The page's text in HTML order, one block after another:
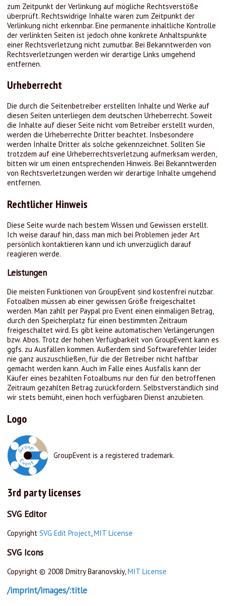
zum Zeitpunkt der Verlinkung auf mögliche Rechtsverstöße
überprüft. Rechtswidrige Inhalte waren zum Zeitpunkt der
Verlinkung nicht erkennbar. Eine permanente inhaltliche Kontrolle
der verlinkten Seiten ist jedoch ohne konkrete Anhaltspunkte
einer Rechtsverletzung nicht zumutbar. Bei Bekanntwerden von
Rechtsverletzungen werden wir derartige Links umgehend
entfernen.
Urheberrecht
Die durch die Seitenbetreiber erstellten Inhalte und Werke auf
diesen Seiten unterliegen dem deutschen Urheberrecht. Soweit
die Inhalte auf dieser Seite nicht vom Betreiber erstellt wurden,
werden die Urheberrechte Dritter beachtet. Insbesondere
werden Inhalte Dritter als solche gekennzeichnet. Sollten Sie
trotzdem auf eine Urheberrechtsverletzung aufmerksam werden,
bitten wir um einen entsprechenden Hinweis. Bei Bekanntwerden
von Rechtsverletzungen werden wir derartige Inhalte umgehend
entfernen.
Rechtlicher Hinweis
Diese Seite wurde nach bestem Wissen und Gewissen erstellt.
Ich weise darauf hin, dass man mich bei Problemen jeder Art
persönlich kontaktieren kann und ich unverzüglich darauf
reagieren werde.
Leistungen
Die meisten Funktionen von GroupEvent sind kostenfrei nutzbar.
Fotoalben müssen ab einer gewissen Größe freigeschaltet
werden. Man zahlt per Paypal pro Event einen einmaligen Betrag,
durch den Speicherplatz für einen bestimmten Zeitraum
freigeschaltet wird. Es gibt keine automatischen Verlängerungen
bzw. Abos. Trotz der hohen Verfügbarkeit von GroupEvent kann es
ggfs. zu Ausfällen kommen. Außerdem sind Softwarefehler leider
nie ganz auszuschließen, für die der Betreiber nicht haftbar
gemacht werden kann. Auch im Falle eines Ausfalls kann der
Käufer eines bezahlten Fotoalbums nur den für den betroffenen
Zeitraum gezahlten Betrag zurückfordern. Selbstverständlich sind
wir stets bemüht, einen hoch verfügbaren Dienst anzubieten.
Logo
GroupEvent is a registered trademark.
3rd party licenses
SVG Editor
Copyright SVG Edit Project,MIT License
SVG Icons
Copyright © 2008 Dmitry Baranovskiy, MIT License
/imprint/images/:title